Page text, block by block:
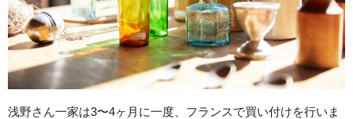
浅野さん一家は3〜4ヶ月に一度、フランスで買い付けを行いま